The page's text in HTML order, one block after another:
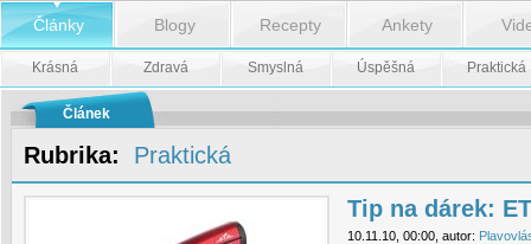
Tip
na
dárek:
vánoční
tipy
Články Blogy Recepty Ankety
Krásná Zdravá Smyslná Úspěšná Praktická
Článek
Rubrika: Praktická
Tip na dárek:
10.11.10, 00:00, autor: